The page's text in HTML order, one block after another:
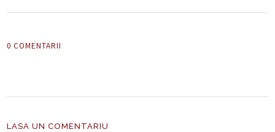
0 COMENTARII
LASA UN COMENTARIU